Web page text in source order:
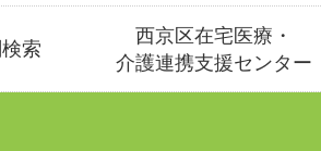
索
西京区在宅医療・
介護連携支援センター